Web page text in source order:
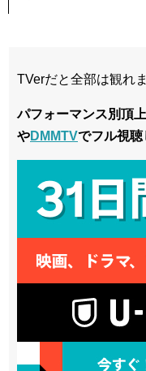
TVerだと全部は観れ
パフォーマンス別頂
やDMMTVでフル視聴